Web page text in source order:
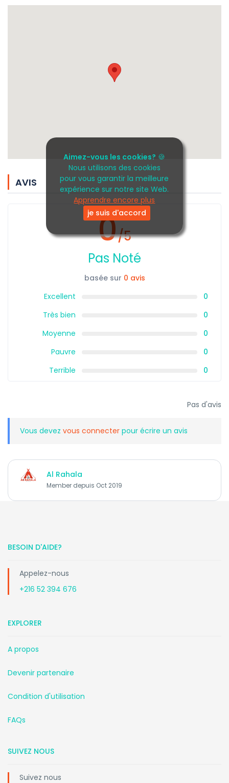
Aimez-vous les cookies? 🍪
Nous utilisons des cookies
pour vous garantir la meilleure
expérience sur notre site Web.
Apprendre encore plus
je suis d'accord
AVIS
0/5
Pas Noté
basée sur 0 avis
Excellent
0
Très bien
0
Moyenne
0
Pauvre
0
Terrible
0
Pas d'avis
Vous devez vous connecter pour écrire un avis
Al Rahala
Member depuis Oct 2019
BESOIN D'AIDE?
Appelez-nous
+216 52 394 676
EXPLORER
A propos
Devenir partenaire
Condition d'utilisation
FAQs
SUIVEZ NOUS
Suivez nous